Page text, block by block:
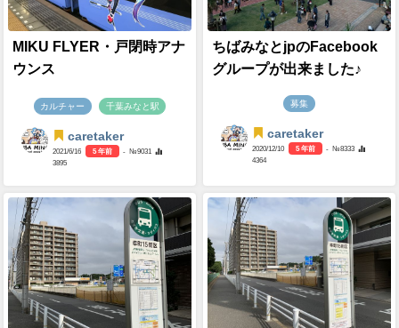
MIKU FLYER・戸閉時アナ
ウンス
カルチャー 千葉みなと駅
caretaker
2021/6/16 5 年前
- №9031
3895
ちばみなとjpのFacebook
グループが出来ました♪
募集
caretaker
2020/12/10 5 年前
- №8333
4364